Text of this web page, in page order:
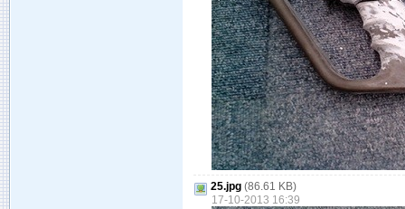
25.jpg (86.61 KB)
17-10-2013 16:39